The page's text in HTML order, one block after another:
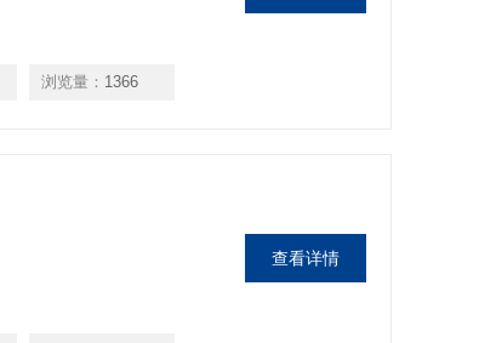
浏览量： 1366
查看详情